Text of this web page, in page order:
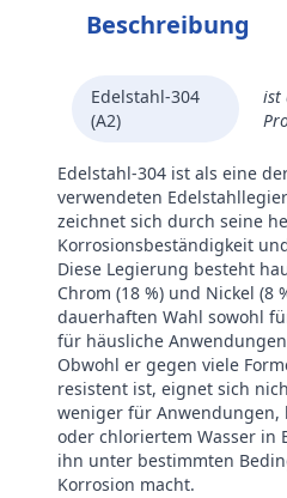
Beschreibung
Edelstahl-304
(A2)
ist
Edelstahl-304 ist als eine
verwendeten
zeichnet sich durch seine
Korrosionsbeständigkeit
Diese Legierung besteht
Chrom (18 %) und Nickel (8
dauerhaften Wahl sowohl
für häusliche
Obwohl er gegen viele
resistent ist, eignet sich
weniger für Anwendungen,
oder chloriertem Wasser in
ihn unter bestimmten
Korrosion macht.